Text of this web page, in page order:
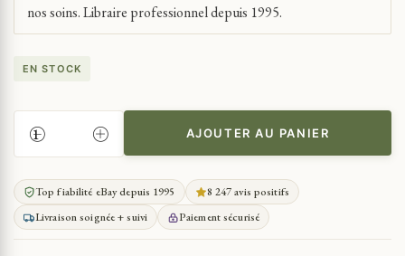
nos soins. Libraire professionnel depuis 1995.
EN STOCK
QUANTITÉ
DE
CAMUS
ALBERT
THÉATRE.
RÉCITS.
AJOUTER AU PANIER
Top fiabilité eBay depuis 1995
8 247 avis positifs
Livraison soignée + suivi
Paiement sécurisé